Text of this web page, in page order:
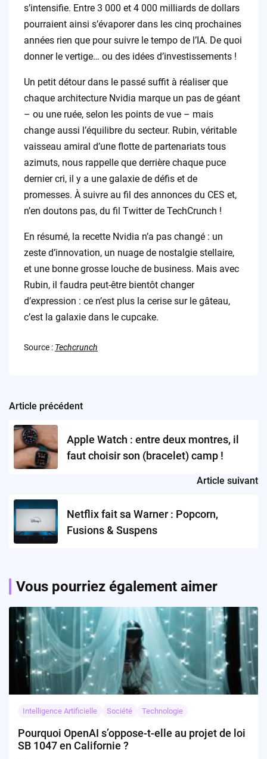
s’intensifie. Entre 3 000 et 4 000 milliards de dollars
pourraient ainsi s’évaporer dans les cinq prochaines
années rien que pour suivre le tempo de l’IA. De quoi
donner le vertige… ou des idées d’investissements !
Un petit détour dans le passé suffit à réaliser que
chaque architecture Nvidia marque un pas de géant
– ou une ruée, selon les points de vue – mais
change aussi l’équilibre du secteur. Rubin, véritable
vaisseau amiral d’une flotte de partenariats tous
azimuts, nous rappelle que derrière chaque puce
dernier cri, il y a une galaxie de défis et de
promesses. À suivre au fil des annonces du CES et,
n’en doutons pas, du fil Twitter de TechCrunch !
En résumé, la recette Nvidia n’a pas changé : un
zeste d’innovation, un nuage de nostalgie stellaire,
et une bonne grosse louche de business. Mais avec
Rubin, il faudra peut-être bientôt changer
d’expression : ce n’est plus la cerise sur le gâteau,
c’est la galaxie dans le cupcake.
Source : Techcrunch
Post
navigation
Article précédent
Apple Watch : entre deux montres, il
faut choisir son (bracelet) camp !
Article suivant
Netflix fait sa Warner : Popcorn,
Fusions & Suspens
Vous pourriez également aimer
Intelligence Artificielle Société Technologie
Pourquoi OpenAI s’oppose-t-elle au projet de loi
SB 1047 en Californie ?